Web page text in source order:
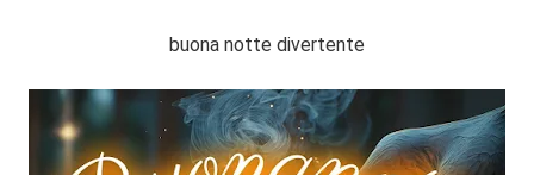
buona notte divertente